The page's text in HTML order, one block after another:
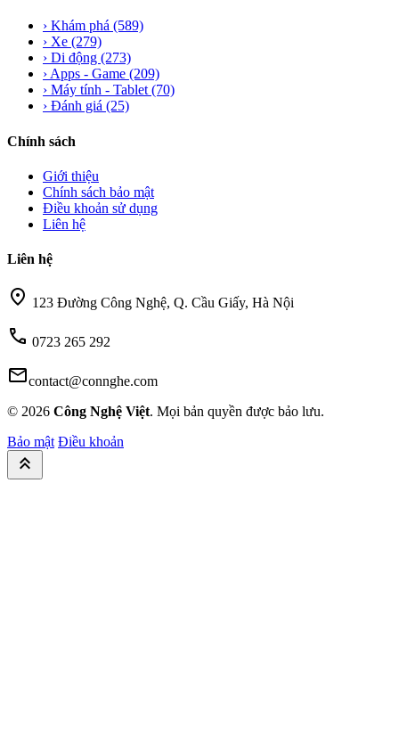
› Khám phá (589)
› Xe (279)
› Di động (273)
› Apps - Game (209)
› Máy tính - Tablet (70)
› Đánh giá (25)
Chính sách
Giới thiệu
Chính sách bảo mật
Điều khoản sử dụng
Liên hệ
Liên hệ
location_on 123 Đường Công Nghệ, Q. Cầu Giấy, Hà Nội
call 0723 265 292
mailcontact@connghe.com
© 2026 Công Nghệ Việt. Mọi bản quyền được bảo lưu.
Bảo mật Điều khoản
keyboard_double_arrow_up